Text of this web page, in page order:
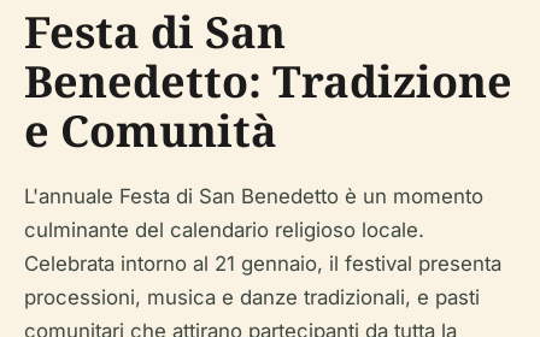
Festa di San
Benedetto: Tradizione
e Comunità
L'annuale Festa di San Benedetto è un momento
culminante del calendario religioso locale.
Celebrata intorno al 21 gennaio, il festival presenta
processioni, musica e danze tradizionali, e pasti
comunitari che attirano partecipanti da tutta la